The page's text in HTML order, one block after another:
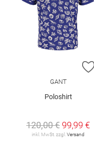
GANT
Poloshirt
120,00 € 99,99 €
inkl. MwSt. zzgl. Versand